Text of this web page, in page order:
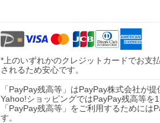
*上のいずれかのクレジットカードでお支
されるため安心です。
「PayPay残高等」はPayPay株式会社が
Yahoo!ショッピングではPayPay残高等を
「PayPay残高等」をご利用するためには
す。